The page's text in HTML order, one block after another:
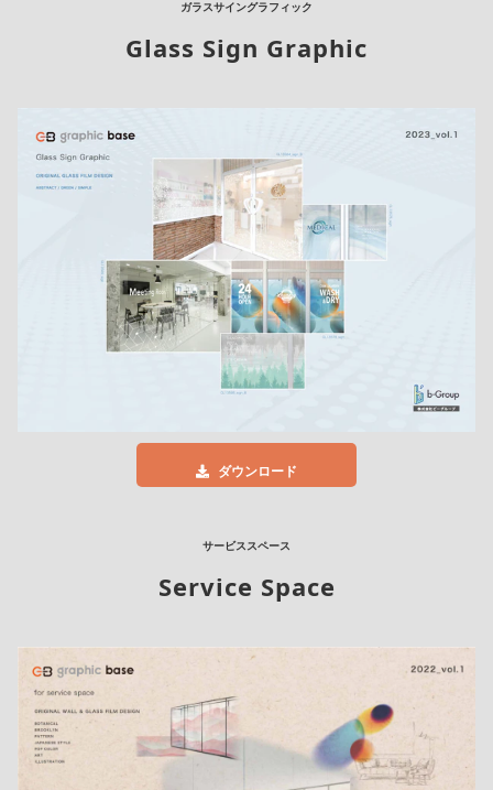
ガラスサイングラフィック
Glass Sign Graphic
ダウンロード
サービススペース
Service Space